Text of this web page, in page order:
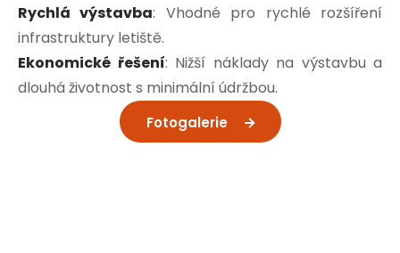
Rychlá výstavba: Vhodné pro rychlé rozšíření
infrastruktury letiště.
Ekonomické řešení: Nižší náklady na výstavbu a
dlouhá životnost s minimální údržbou.
Fotogalerie